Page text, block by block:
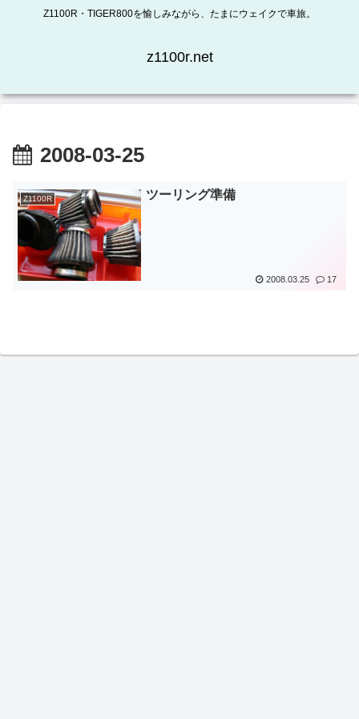
Z1100R・TIGER800を愉しみながら、たまにウェイクで車旅。
z1100r.net
2008-03-25
Z1100R ツーリング準備
2008.03.25 17